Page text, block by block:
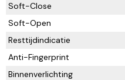
Soft-Close
Soft-Open
Resttijdindicatie
Anti-Fingerprint
Binnenverlichting